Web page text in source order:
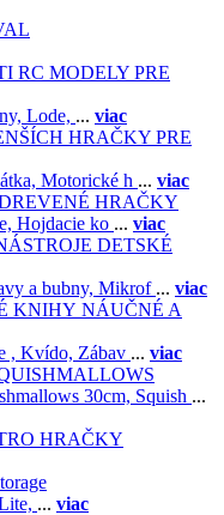
RC MODELY PRE
Lode, ... viac
HRAČKY PRE
Motorické h ... viac
HRAČKY
Hojdacie ko ... viac
DETSKÉ
a bubny, Mikrof ... viac
NÁUČNÉ A
, Kvído, Zábav ... viac
30cm, Squish ...
HRAČKY
... viac